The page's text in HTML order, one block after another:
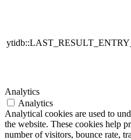
Analytics
Analytics
Analytical cookies are used to
the website. These cookies help
number of visitors, bounce rate,